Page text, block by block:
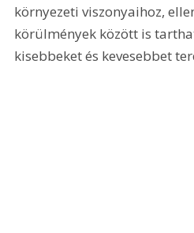
környezeti viszonyaihoz,
körülmények között is
kisebbeket és kevesebbet